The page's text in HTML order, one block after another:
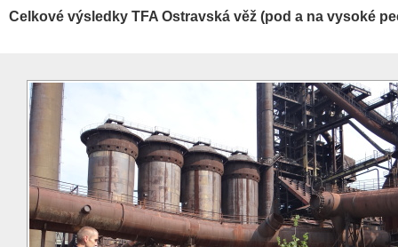
Celkové výsledky TFA Ostravská věž (pod a na vysoké